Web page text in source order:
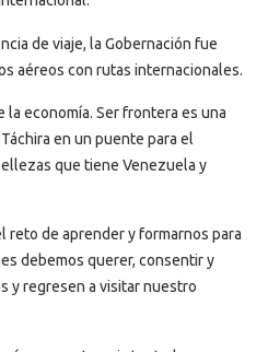
de viaje, la Gobernación fue
aéreos con rutas internacionales.
la economía. Ser frontera es una
en un puente para el
que tiene Venezuela y
reto de aprender y formarnos para
debemos querer, consentir y
y regresen a visitar nuestro